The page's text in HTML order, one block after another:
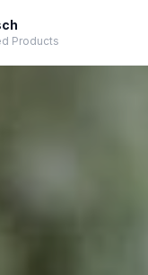
Products